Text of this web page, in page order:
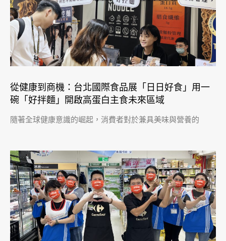
從健康到商機：台北國際食品展「日日好食」用一
碗「好拌麵」開啟高蛋白主食未來區域
隨著全球健康意識的崛起，消費者對於兼具美味與營養的